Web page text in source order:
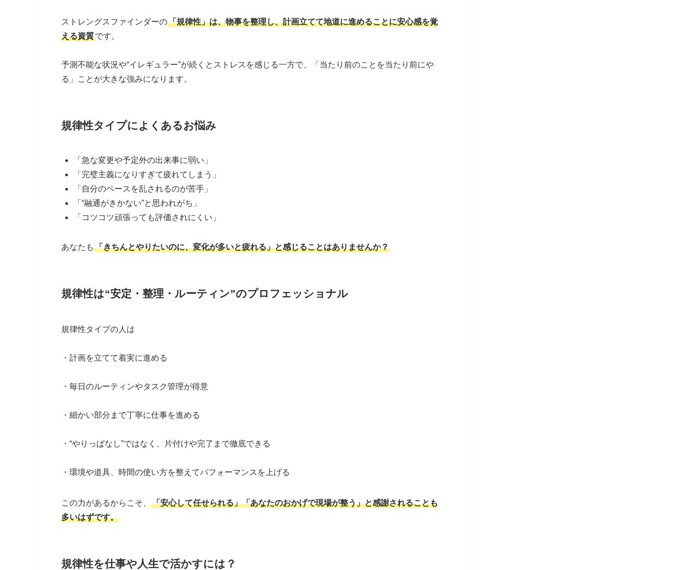
ストレングスファインダーの「規律性」は、物事を整理し、計画立てて地道に進めることに安心感を覚
える資質です。
予測不能な状況や“イレギュラー”が続くとストレスを感じる一方で、「当たり前のことを当たり前にや
る」ことが大きな強みになります。
規律性タイプによくあるお悩み
「急な変更や予定外の出来事に弱い」
「完璧主義になりすぎて疲れてしまう」
「自分のペースを乱されるのが苦手」
「“融通がきかない”と思われがち」
「コツコツ頑張っても評価されにくい」
あなたも 「きちんとやりたいのに、変化が多いと疲れる」と感じることはありませんか？
規律性は“安定・整理・ルーティン”のプロフェッショナル
規律性タイプの人は
・計画を立てて着実に進める
・毎日のルーティンやタスク管理が得意
・細かい部分まで丁寧に仕事を進める
・“やりっぱなし”ではなく、片付けや完了まで徹底できる
・環境や道具、時間の使い方を整えてパフォーマンスを上げる
この力があるからこそ、
「安心して任せられる」「あなたのおかげで現場が整う」と感謝されることも
多いはずです。
規律性を仕事や人生で活かすには？